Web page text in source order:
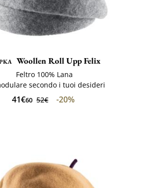
Woollen Roll Upp Felix
Feltro 100% Lana
secondo i tuoi desideri
41€60 52€ -20%